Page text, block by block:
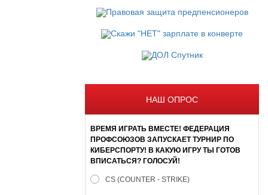
НАШ ОПРОС
ВРЕМЯ ИГРАТЬ ВМЕСТЕ! ФЕДЕРАЦИЯ
ПРОФСОЮЗОВ ЗАПУСКАЕТ ТУРНИР ПО
КИБЕРСПОРТУ! В КАКУЮ ИГРУ ТЫ ГОТОВ
ВПИСАТЬСЯ? ГОЛОСУЙ!
CS (COUNTER - STRIKE)